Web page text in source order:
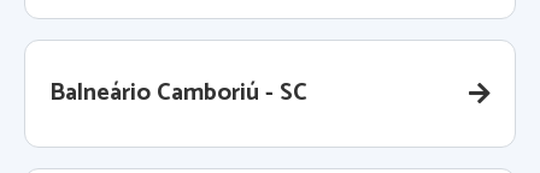
Balneário Camboriú - SC